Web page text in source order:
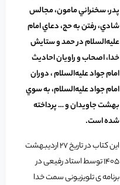
پدر، سخنراني مامون، مجالس
شادي، رفتن به حج، دعاي امام
عليه‌السلام در حمد و ستايش
خدا، اصحاب و راويان احاديث
امام جواد عليه‌السلام ، دوران
امام جواد عليه‌السلام، به سوي
بهشت جاويدان و … پرداخته
شده است.
این کتاب در تاریخ 27 اردیبهشت
1405 توسط استاد رفیعی در
برنامه ی تلویزیونی سمت خدا